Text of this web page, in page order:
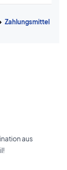
Zahlungsmittel
aus